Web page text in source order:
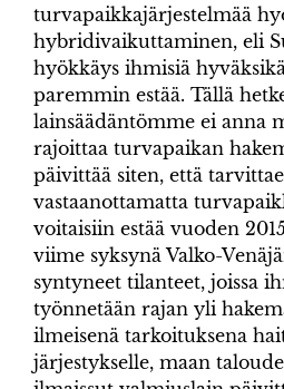
turvapaikkajärjestelmää
hybridivaikuttaminen, eli
hyökkäys ihmisiä
paremmin estää. Tällä
lainsäädäntömme ei anna
rajoittaa turvapaikan
päivittää siten, että
vastaanottamatta
voitaisiin estää vuoden
viime syksynä Valko-
syntyneet tilanteet, joissa
työnnetään rajan yli
ilmeisenä tarkoituksena
järjestykselle, maan